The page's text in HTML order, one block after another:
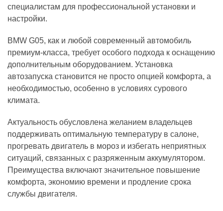
специалистам для профессиональной установки и
настройки.
BMW G05, как и любой современный автомобиль
премиум-класса, требует особого подхода к оснащению
дополнительным оборудованием. Установка
автозапуска становится не просто опцией комфорта, а
необходимостью, особенно в условиях сурового
климата.
Актуальность обусловлена желанием владельцев
поддерживать оптимальную температуру в салоне,
прогревать двигатель в мороз и избегать неприятных
ситуаций, связанных с разряженным аккумулятором.
Преимущества включают значительное повышение
комфорта, экономию времени и продление срока
службы двигателя.